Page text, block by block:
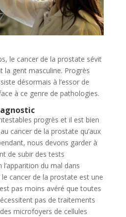
le cancer de la prostate sévit
la gent masculine. Progrès
désormais à l’essor de
à ce genre de pathologies.
progrès et il est bien
cancer de la prostate qu’aux
nous devons garder à
de subir des tests
du mal dans
le cancer de la prostate est une
pas moins avéré que toutes
pas de traitements
microfoyers de cellules